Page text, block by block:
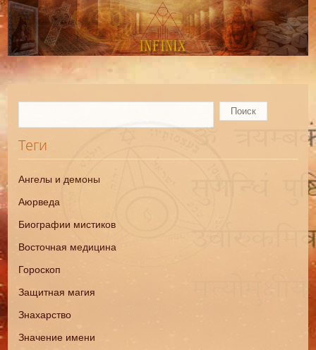
Теги
Ангелы и демоны
Аюрведа
Биографии мистиков
Восточная медицина
Гороскоп
Защитная магия
Знахарство
Значение имени